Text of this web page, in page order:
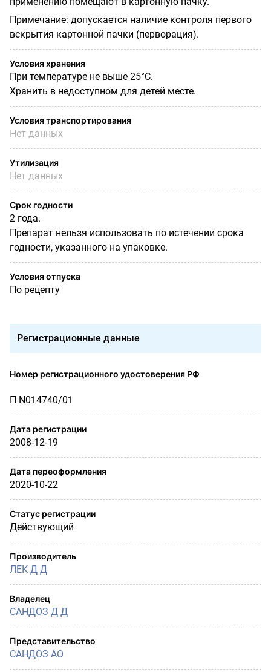
Примечание: допускается наличие контроля первого
вскрытия картонной пачки (перворация).
Условия хранения
При температуре не выше 25°С.
Хранить в недоступном для детей месте.
Условия транспортирования
Нет данных
Утилизация
Нет данных
Срок годности
2 года.
Препарат нельзя использовать по истечении срока
годности, указанного на упаковке.
Условия отпуска
По рецепту
Регистрационные данные
Номер регистрационного удостоверения РФ
П N014740/01
Дата регистрации
2008-12-19
Дата переоформления
2020-10-22
Статус регистрации
Действующий
Производитель
ЛЕК Д Д
Владелец
САНДОЗ Д Д
Представительство
САНДОЗ АО